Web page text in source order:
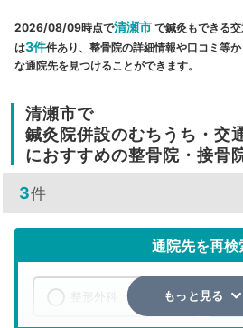
2026/08/09時点で清瀬市 で鍼灸もできる
は3件件あり、整骨院の詳細情報や口コミ等
な通院先を見つけることができます。
清瀬市で
鍼灸院併設のむちうち・交
におすすめの整骨院・接骨
3件
通院先を再検
もっと見る